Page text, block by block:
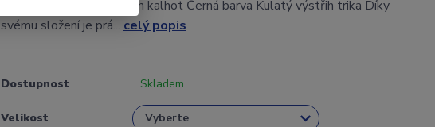
včetně dlouhých funkčních kalhot Černá barva Kulatý výstřih trika Díky
svému složení je prá... celý popis
Dostupnost Skladem
Velikost